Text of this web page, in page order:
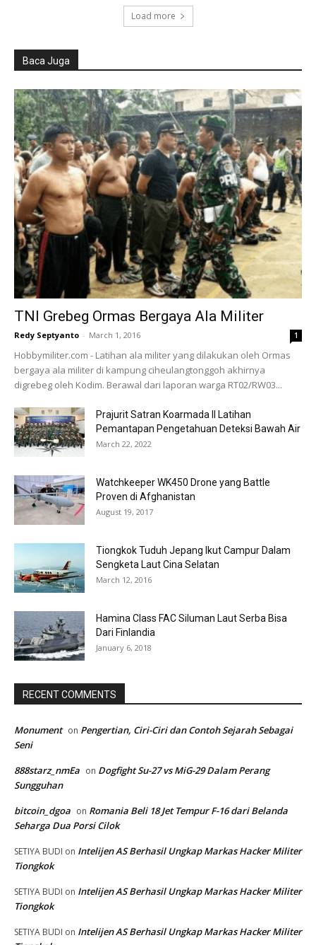
Load more
Baca Juga
TNI Grebeg Ormas Bergaya Ala Militer
Redy Septyanto - March 1, 2016 1
Hobbymiliter.com - Latihan ala militer yang dilakukan oleh Ormas
bergaya ala militer di kampung ciheulangtonggoh akhirnya
digrebeg oleh Kodim. Berawal dari laporan warga RT02/RW03...
Prajurit Satran Koarmada II Latihan
Pemantapan Pengetahuan Deteksi Bawah Air
March 22, 2022
Watchkeeper WK450 Drone yang Battle
Proven di Afghanistan
August 19, 2017
Tiongkok Tuduh Jepang Ikut Campur Dalam
Sengketa Laut Cina Selatan
March 12, 2016
Hamina Class FAC Siluman Laut Serba Bisa
Dari Finlandia
January 6, 2018
RECENT COMMENTS
Monument on Pengertian, Ciri-Ciri dan Contoh Sejarah Sebagai
Seni
888starz_nmEa on Dogfight Su-27 vs MiG-29 Dalam Perang
Sungguhan
bitcoin_dgoa on Romania Beli 18 Jet Tempur F-16 dari Belanda
Seharga Dua Porsi Cilok
SETIYA BUDI on Intelijen AS Berhasil Ungkap Markas Hacker Militer
Tiongkok
SETIYA BUDI on Intelijen AS Berhasil Ungkap Markas Hacker Militer
Tiongkok
SETIYA BUDI on Intelijen AS Berhasil Ungkap Markas Hacker Militer